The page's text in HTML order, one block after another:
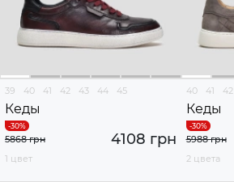
39 40 41 42 43 44 45
Кеды
4108 грн
5868 грн
1 цвет
40 41 42
Кеды
5988 грн
2 цвета